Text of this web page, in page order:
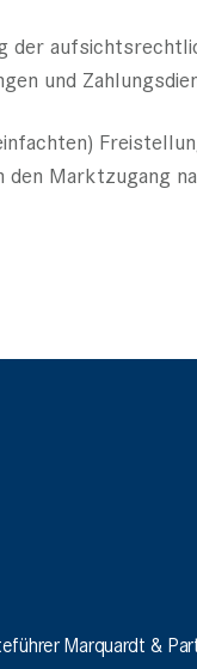
der
und
Marktzugang
Marquardt &